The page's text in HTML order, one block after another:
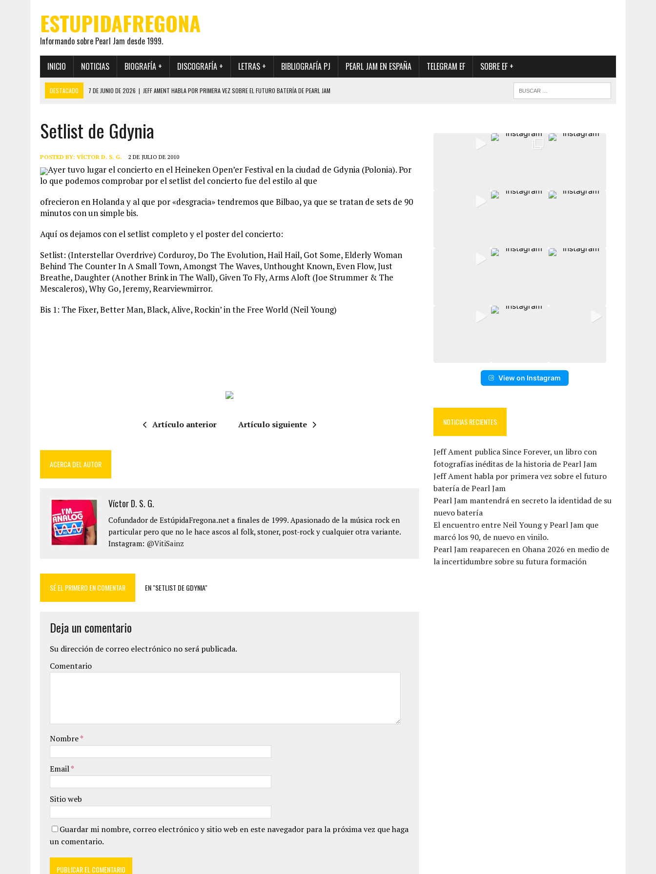
ESTUPIDAFREGONA
Informando sobre Pearl Jam desde 1999.
INICIO NOTICIAS BIOGRAFÍA + DISCOGRAFÍA + LETRAS + BIBLIOGRAFÍA PJ PEARL JAM EN ESPAÑA TELEGRAM EF SOBRE EF +
DESTACADO 7 DE JUNIO DE 2026 | JEFF AMENT HABLA POR PRIMERA VEZ SOBRE EL FUTURO BATERÍA DE PEARL JAM
19 DE MAYO DE 2026
EL ENCUENTRO ENTRE NEIL YOUNG Y PEARL JAM QUE MARCÓ LOS 90, DE NUEVO EN VINILO.
12 DE MAYO DE 2026 |
PEARL JAM REAPARECEN EN OHANA 2026 EN MEDIO DE LA INCERTIDUMBRE SOBRE SU FUTURA FORMACIÓN
28 DE JULIO DE 2026 | JEFF AMENT PUBLICA SINCE FOREVER, UN LIBRO CON FOTOGRAFÍAS INÉDITAS DE LA HISTORIA DE PEARL JAM
Setlist de Gdynia
POSTED BY: VÍCTOR D. S. G. 2 DE JULIO DE 2010
Ayer tuvo lugar el concierto en el Heineken Open’er Festival en la ciudad de Gdynia (Polonia). Por
lo que podemos comprobar por el setlist del concierto fue del estilo al que
ofrecieron en Holanda y al que por «desgracia» tendremos que Bilbao, ya que se tratan de sets de 90
minutos con un simple bis.
Aquí os dejamos con el setlist completo y el poster del concierto:
Setlist: (Interstellar Overdrive) Corduroy, Do The Evolution, Hail Hail, Got Some, Elderly Woman
Behind The Counter In A Small Town, Amongst The Waves, Unthought Known, Even Flow, Just
Breathe, Daughter (Another Brink in The Wall), Given To Fly, Arms Aloft (Joe Strummer & The
Mescaleros), Why Go, Jeremy, Rearviewmirror.
Bis 1: The Fixer, Better Man, Black, Alive, Rockin’ in the Free World (Neil Young)
Artículo anterior Artículo siguiente
ACERCA DEL AUTOR
Víctor D. S. G.
Cofundador de EstúpidaFregona.net a finales de 1999. Apasionado de la música rock en
particular pero que no le hace ascos al folk, stoner, post-rock y cualquier otra variante.
Instagram: @VitiSainz
SÉ EL PRIMERO EN COMENTAR EN "SETLIST DE GDYNIA"
Deja un comentario
Su dirección de correo electrónico no será publicada.
Comentario
Nombre*
Email*
Sitio web
Guardar mi nombre, correo electrónico y sitio web en este navegador para la próxima vez que haga
un comentario.
View on Instagram
NOTICIAS RECIENTES
Jeff Ament publica Since Forever, un libro con
fotografías inéditas de la historia de Pearl Jam
Jeff Ament habla por primera vez sobre el futuro
batería de Pearl Jam
Pearl Jam mantendrá en secreto la identidad de su
nuevo batería
El encuentro entre Neil Young y Pearl Jam que
marcó los 90, de nuevo en vinilo.
Pearl Jam reaparecen en Ohana 2026 en medio de
la incertidumbre sobre su futura formación